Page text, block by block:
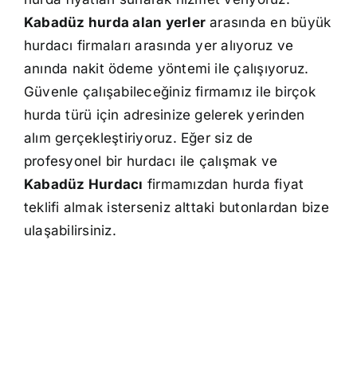
Kabadüz hurda alan yerlerarasında en büyük
hurdacı firmaları arasında yer alıyoruz ve
anında nakit ödeme yöntemi ile çalışıyoruz.
Güvenle çalışabileceğiniz firmamız ile birçok
hurda türü için adresinize gelerek yerinden
alım gerçekleştiriyoruz. Eğer siz de
profesyonel bir hurdacı ile çalışmak ve
Kabadüz Hurdacı firmamızdan hurda fiyat
teklifi almak isterseniz alttaki butonlardan bize
ulaşabilirsiniz.